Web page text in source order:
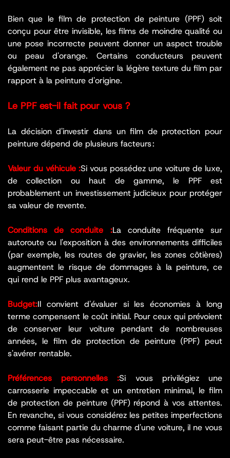
Bien que le film de protection de peinture (PPF) soit
conçu pour être invisible, les films de moindre qualité ou
une pose incorrecte peuvent donner un aspect trouble
ou peau d'orange. Certains conducteurs peuvent
également ne pas apprécier la légère texture du film par
rapport à la peinture d'origine.
Le PPF est-il fait pour vous ?
La décision d'investir dans un film de protection pour
peinture dépend de plusieurs facteurs :
Valeur du véhicule :Si vous possédez une voiture de luxe,
de collection ou haut de gamme, le PPF est
probablement un investissement judicieux pour protéger
sa valeur de revente.
Conditions de conduite :La conduite fréquente sur
autoroute ou l'exposition à des environnements difficiles
(par exemple, les routes de gravier, les zones côtières)
augmentent le risque de dommages à la peinture, ce
qui rend le PPF plus avantageux.
Budget:Il convient d'évaluer si les économies à long
terme compensent le coût initial. Pour ceux qui prévoient
de conserver leur voiture pendant de nombreuses
années, le film de protection de peinture (PPF) peut
s'avérer rentable.
Préférences personnelles :Si vous privilégiez une
carrosserie impeccable et un entretien minimal, le film
de protection de peinture (PPF) répond à vos attentes.
En revanche, si vous considérez les petites imperfections
comme faisant partie du charme d'une voiture, il ne vous
sera peut-être pas nécessaire.